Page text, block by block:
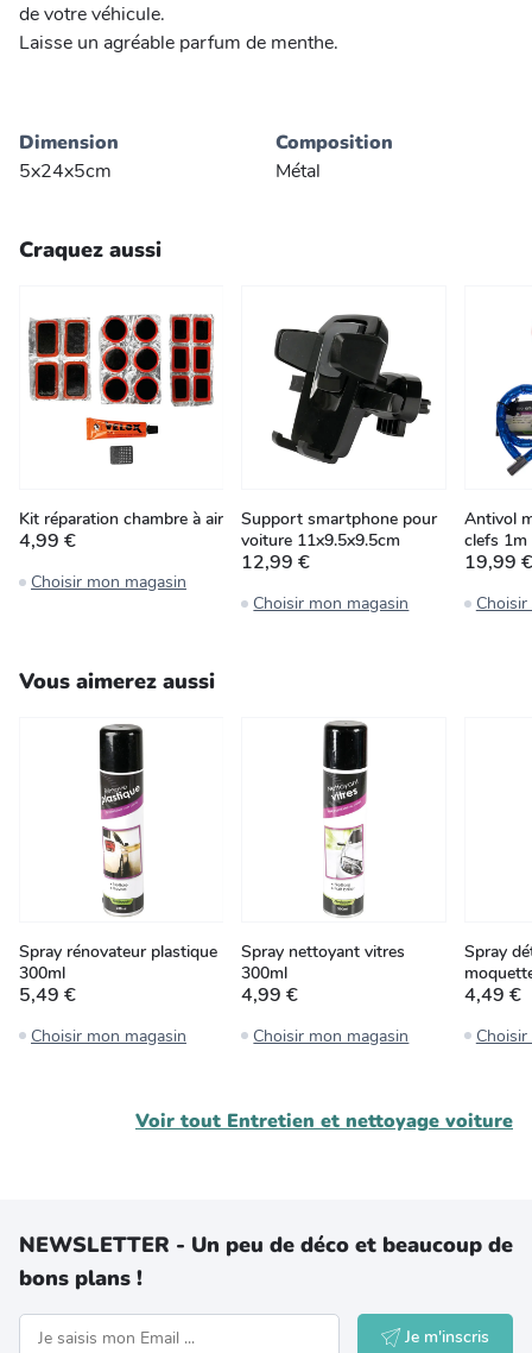
de votre véhicule.
Laisse un agréable parfum de menthe.
Dimension
5x24x5cm
Composition
Métal
Craquez aussi
Kit réparation chambre à air
4,99 €
Choisir mon magasin
Support smartphone pour
voiture 11x9.5x9.5cm
12,99 €
Choisir mon magasin
Antivol
clefs 1m
19,99 €
Vous aimerez aussi
Spray rénovateur plastique
300ml
5,49 €
Choisir mon magasin
Spray nettoyant vitres
300ml
4,99 €
Choisir mon magasin
Spray
4,49 €
Voir tout Entretien et nettoyage voiture
NEWSLETTER - Un peu de déco et beaucoup de
bons plans !
Je m'inscris